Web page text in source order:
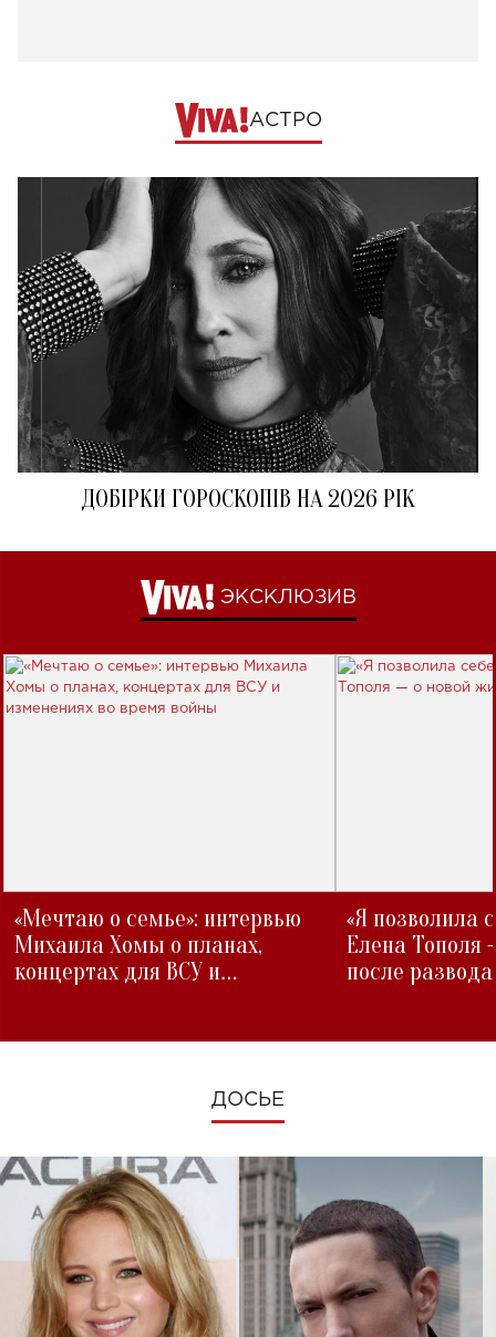
АСТРО
ДОБІРКИ ГОРОСКОПІВ НА 2026 РІК
ЭКСКЛЮЗИВ
«Мечтаю о семье»: интервью
Михаила Хомы о планах,
концертах для ВСУ и
«Я позволила
Елена Тополя
после развода
ДОСЬЕ